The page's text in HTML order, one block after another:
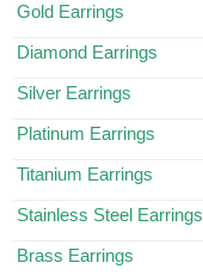
Gold Earrings
Diamond Earrings
Silver Earrings
Platinum Earrings
Titanium Earrings
Stainless Steel Earrings
Brass Earrings